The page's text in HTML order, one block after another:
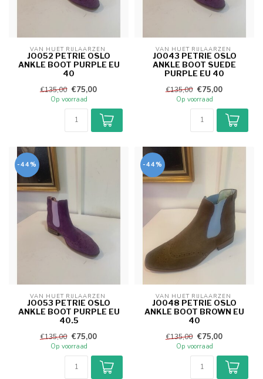
VAN HUET RIJLAARZEN
JO052 PETRIE OSLO
ANKLE BOOT PURPLE EU
40
€135,00 €75,00
Op voorraad
VAN HUET RIJLAARZEN
JO043 PETRIE OSLO
ANKLE BOOT SUEDE
PURPLE EU 40
€135,00 €75,00
Op voorraad
-44%
VAN HUET RIJLAARZEN
JO053 PETRIE OSLO
ANKLE BOOT PURPLE EU
40.5
€135,00 €75,00
Op voorraad
-44%
VAN HUET RIJLAARZEN
JO048 PETRIE OSLO
ANKLE BOOT BROWN EU
40
€135,00 €75,00
Op voorraad